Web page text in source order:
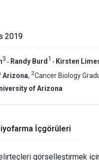
2019
3 , Randy Burd 1 , Kirsten
Arizona, 2Cancer Biology
of Arizona
İçgörüleri
görselleştirmek